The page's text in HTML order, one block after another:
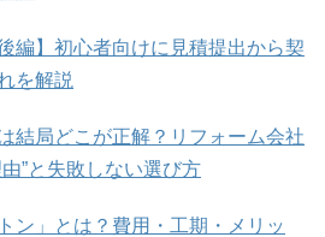
編】初心者向けに見積提出から契
を解説
結局どこが正解？リフォーム会社
”と失敗しない選び方
ン」とは？費用・工期・メリッ